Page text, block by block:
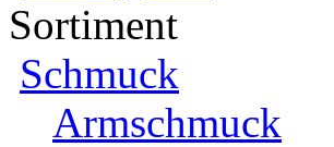
Sortiment
Schmuck
Armschmuck